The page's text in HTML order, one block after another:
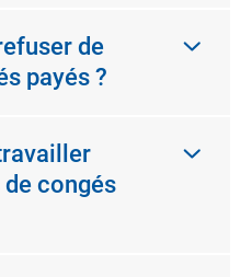
de
payés ?
congés